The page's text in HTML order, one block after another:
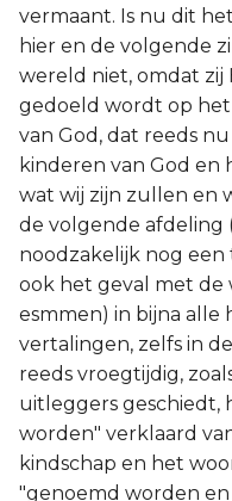
vermaant. Is nu dit
hier en de volgende
wereld niet, omdat zij
gedoeld wordt op het
van God, dat reeds
kinderen van God en
wat wij zijn zullen en
de volgende afdeling
noodzakelijk nog een
ook het geval met de
esmmen) in bijna alle
vertalingen, zelfs in
reeds vroegtijdig,
uitleggers geschiedt,
worden" verklaard
kindschap en het
"genoemd worden en